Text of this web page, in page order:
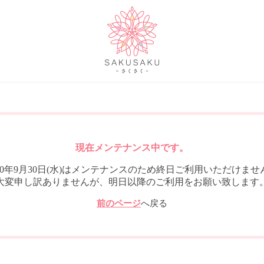
現在メンテナンス中です。
年9月30日(水)はメンテナンスのため終日ご利用いただけませ
変申し訳ありませんが、明日以降のご利用をお願い致します
前のページへ戻る